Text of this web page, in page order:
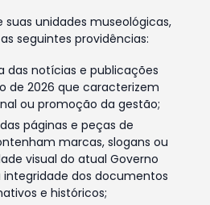
unidades museológicas,
seguintes providências:
notícias e publicações
de 2026 que caracterizem
ou promoção da gestão;
páginas e peças de
marcas, slogans ou
visual do atual Governo
integridade dos documentos
e históricos;